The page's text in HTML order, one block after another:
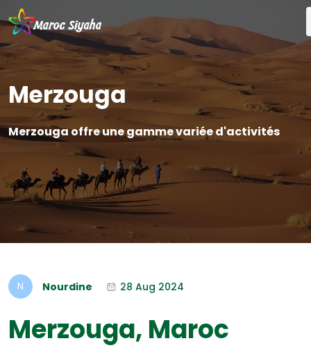
Merzouga
Merzouga offre une gamme variée d'activités
Nourdine 28 Aug 2024
Merzouga, Maroc